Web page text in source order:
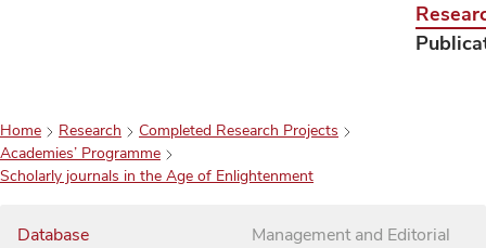
Home Research
Completed Research Projects
Academies’ Programme
Scholarly journals in the Age of Enlightenment
Database
Management and Editorial